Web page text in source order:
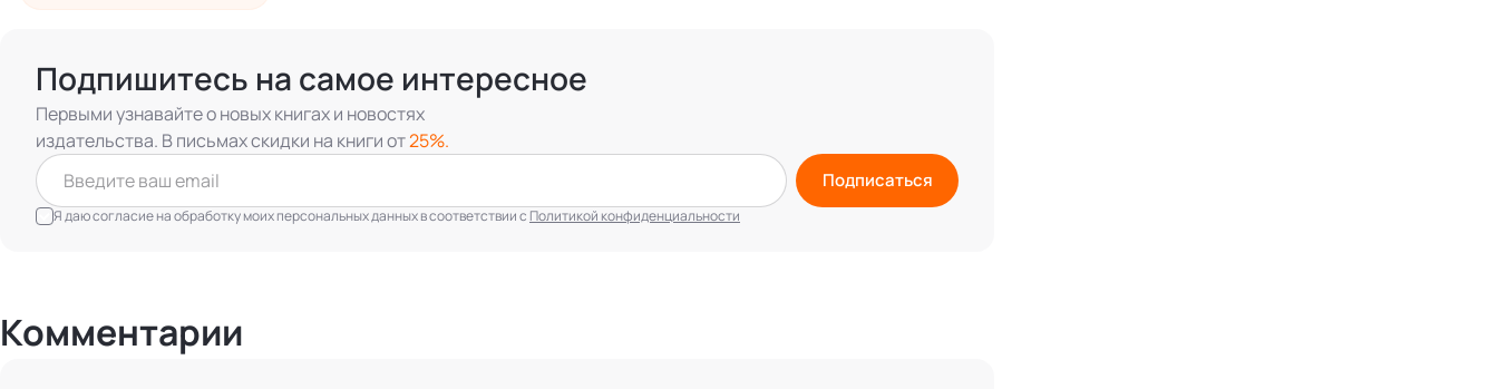
Подпишитесь на самое интересное
Первыми узнавайте о новых книгах и новостях
издательства. В письмах скидки на книги от25%.
Подписаться
Я даю согласие на обработку моих персональных данных в соответствии с Политикой конфиденциальности
Комментарии